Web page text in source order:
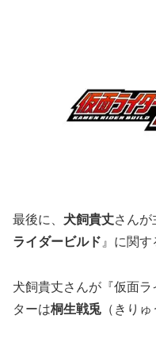
最後に、 犬飼貴丈さん
ライダービルド 』に関す
犬飼貴丈さんが『仮面
ターは桐生戦兎 （きり